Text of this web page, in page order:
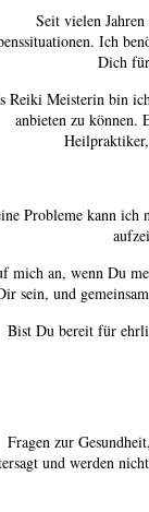
33
Seit vielen
Ich
Dich
Reiki Meisterin bin
anbieten zu können.
Probleme kann ich
mich an, wenn Du
sein, und
Bist Du bereit für
Fragen zur
und werden